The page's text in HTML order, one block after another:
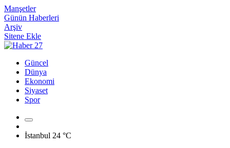
Manşetler
Günün Haberleri
Arşiv
Sitene Ekle
Güncel
Dünya
Ekonomi
Siyaset
Spor
İstanbul 24 °C